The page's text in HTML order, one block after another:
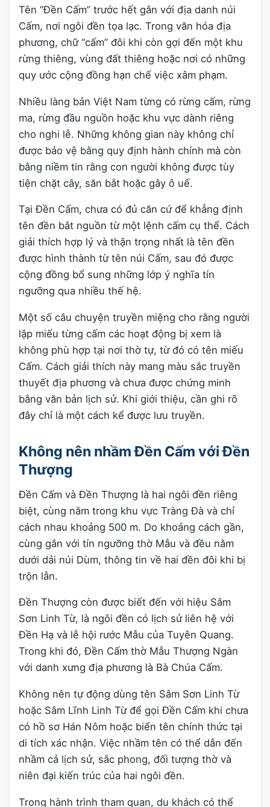
Tên “Đền Cấm” trước hết gắn với địa danh núi
Cấm, nơi ngôi đền tọa lạc. Trong văn hóa địa
phương, chữ “cấm” đôi khi còn gợi đến một khu
rừng thiêng, vùng đất thiêng hoặc nơi có những
quy ước cộng đồng hạn chế việc xâm phạm.
Nhiều làng bản Việt Nam từng có rừng cấm, rừng
ma, rừng đầu nguồn hoặc khu vực dành riêng
cho nghi lễ. Những không gian này không chỉ
được bảo vệ bằng quy định hành chính mà còn
bằng niềm tin rằng con người không được tùy
tiện chặt cây, săn bắt hoặc gây ô uế.
Tại Đền Cấm, chưa có đủ căn cứ để khẳng định
tên đền bắt nguồn từ một lệnh cấm cụ thể. Cách
giải thích hợp lý và thận trọng nhất là tên đền
được hình thành từ tên núi Cấm, sau đó được
cộng đồng bổ sung những lớp ý nghĩa tín
ngưỡng qua nhiều thế hệ.
Một số câu chuyện truyền miệng cho rằng người
lập miếu từng cấm các hoạt động bị xem là
không phù hợp tại nơi thờ tự, từ đó có tên miếu
Cấm. Cách giải thích này mang màu sắc truyền
thuyết địa phương và chưa được chứng minh
bằng văn bản lịch sử. Khi giới thiệu, cần ghi rõ
đây chỉ là một cách kể được lưu truyền.
Không nên nhầm Đền Cấm với Đền
Thượng
Đền Cấm và Đền Thượng là hai ngôi đền riêng
biệt, cùng nằm trong khu vực Tràng Đà và chỉ
cách nhau khoảng 500 m. Do khoảng cách gần,
cùng gắn với tín ngưỡng thờ Mẫu và đều nằm
dưới dải núi Dùm, thông tin về hai đền đôi khi bị
trộn lẫn.
Đền Thượng còn được biết đến với hiệu Sâm
Sơn Linh Từ, là ngôi đền có lịch sử liên hệ với
Đền Hạ và lễ hội rước Mẫu của Tuyên Quang.
Trong khi đó, Đền Cấm thờ Mẫu Thượng Ngàn
với danh xưng địa phương là Bà Chúa Cấm.
Không nên tự động dùng tên Sâm Sơn Linh Từ
hoặc Sâm Lĩnh Linh Từ để gọi Đền Cấm khi chưa
có hồ sơ Hán Nôm hoặc biển tên chính thức tại
di tích xác nhận. Việc nhầm tên có thể dẫn đến
nhầm cả lịch sử, sắc phong, đối tượng thờ và
niên đại kiến trúc của hai ngôi đền.
Trong hành trình tham quan, du khách có thể